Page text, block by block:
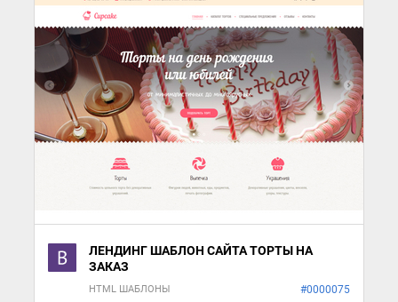
ЛЕНДИНГ ШАБЛОН САЙТА ТОРТЫ НА
ЗАКАЗ
HTML ШАБЛОНЫ #0000075